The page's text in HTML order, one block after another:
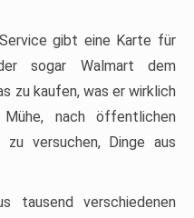
gibt eine Karte für
sogar Walmart dem
zu kaufen, was er wirklich
nach öffentlichen
versuchen, Dinge aus
tausend verschiedenen